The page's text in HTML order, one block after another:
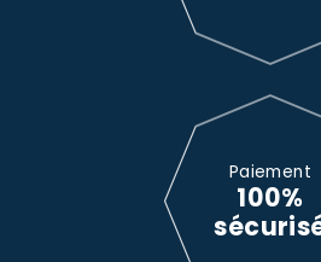
Paiement
100%